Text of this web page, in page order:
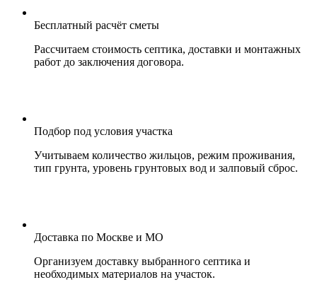
Бесплатный расчёт сметы
Рассчитаем стоимость септика, доставки и монтажных
работ до заключения договора.
Подбор под условия участка
Учитываем количество жильцов, режим проживания,
тип грунта, уровень грунтовых вод и залповый сброс.
Доставка по Москве и МО
Организуем доставку выбранного септика и
необходимых материалов на участок.